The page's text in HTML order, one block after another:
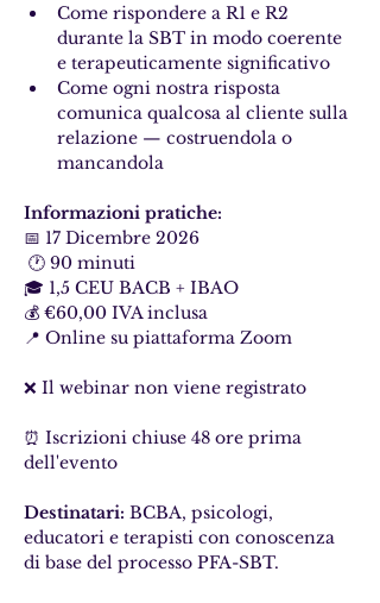
Come rispondere a R1 e R2
durante la SBT in modo coerente
e terapeuticamente significativo
Come ogni nostra risposta
comunica qualcosa al cliente sulla
relazione — costruendola o
mancandola
Informazioni pratiche:
📅 17 Dicembre 2026
🕐 90 minuti
🎓 1,5 CEU BACB + IBAO
💰 €60,00 IVA inclusa
📍 Online su piattaforma Zoom
❌ Il webinar non viene registrato
⏰ Iscrizioni chiuse 48 ore prima
dell'evento
Destinatari: BCBA, psicologi,
educatori e terapisti con conoscenza
di base del processo PFA-SBT.